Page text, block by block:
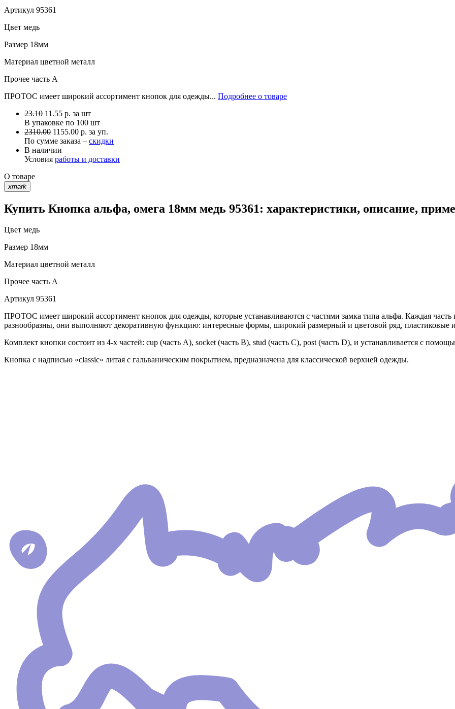
Артикул 95361
Цвет медь
Размер 18мм
Материал цветной металл
Прочее часть A
ПРОТОС имеет широкий ассортимент кнопок для одежды... Подробнее о товаре
23.10 11.55 р. за шт
В упаковке по 100 шт
2310.00 1155.00 р. за уп.
По сумме заказа – скидки
В наличии
Условия работы и доставки
О товаре
xmark
Купить Кнопка альфа, омега 18мм медь 95361: характеристики, описание,
Цвет медь
Размер 18мм
Материал цветной металл
Прочее часть A
Артикул 95361
ПРОТОС имеет широкий ассортимент кнопок для одежды, которые устанавливаются с частями замка типа альфа. Каждая
разнообразны, они выполняют декоративную функцию: интересные формы, широкий размерный и цветовой ряд, пластиковые
Комплект кнопки состоит из 4-х частей: cup (часть А), socket (часть В), stud (часть С), post (часть D), и устанавливается с
Кнопка с надписью «classic» литая с гальваническим покрытием, предназначена для классической верхней одежды.